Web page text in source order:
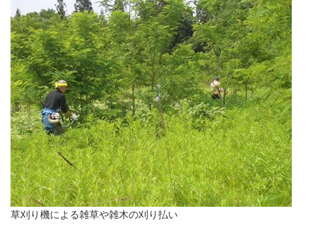
草刈り機による雑草や雑木の刈り払い